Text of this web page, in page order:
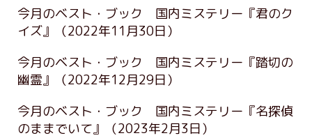
今月のベスト・ブック 国内ミステリー『君のク
イズ』
（2022年11月30日）
今月のベスト・ブック 国内ミステリー『踏切の
幽霊』
（2022年12月29日）
今月のベスト・ブック 国内ミステリー『名探偵
のままでいて』
（2023年2月3日）